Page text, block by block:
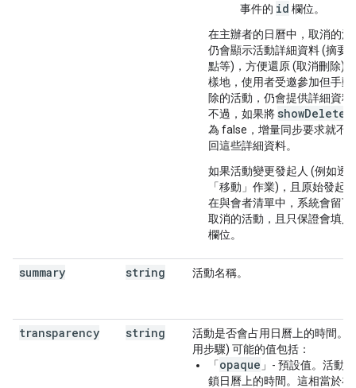
事件的 id 欄位。
在主辦者的日曆中，取消的活
仍會顯示活動詳細資料 (摘要
點等)，方便還原 (取消刪除)
樣地，使用者受邀參加但手動
除的活動，仍會提供詳細資料
不過，如果將 showDeleted
為 false，增量同步要求就不
回這些詳細資料。
如果活動變更發起人 (例如透
「移動」 作業)，且原始發起
在與會者清單中，系統會留下
取消的活動，且只保證會填入
欄位。
summary string 活動名稱。
transparency string
活動是否會占用日曆上的時間。(
用步驟) 可能的值包括：
「opaque 」- 預設值。活動
鎖日曆上的時間。這相當於在